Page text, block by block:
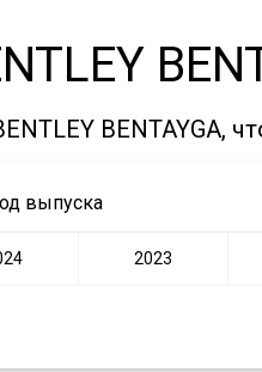
BENTAYGA,
выпуска
2023